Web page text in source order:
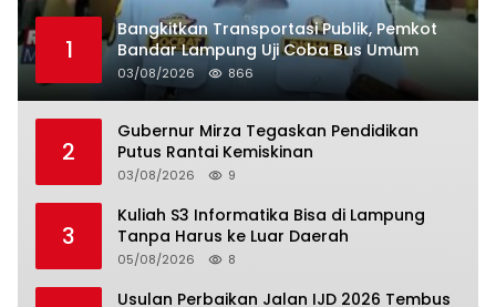
1
Bangkitkan Transportasi Publik, Pemkot
Bandar Lampung Uji Coba Bus Umum
03/08/2026 866
2
Gubernur Mirza Tegaskan Pendidikan
Putus Rantai Kemiskinan
03/08/2026 9
3
Kuliah S3 Informatika Bisa di Lampung
Tanpa Harus ke Luar Daerah
05/08/2026 8
Usulan Perbaikan Jalan IJD 2026 Tembus